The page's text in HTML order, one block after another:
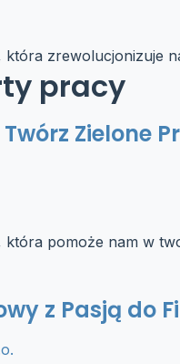
zrewolucjonizuje
pracy
Zielone
która pomoże nam w
z Pasją do